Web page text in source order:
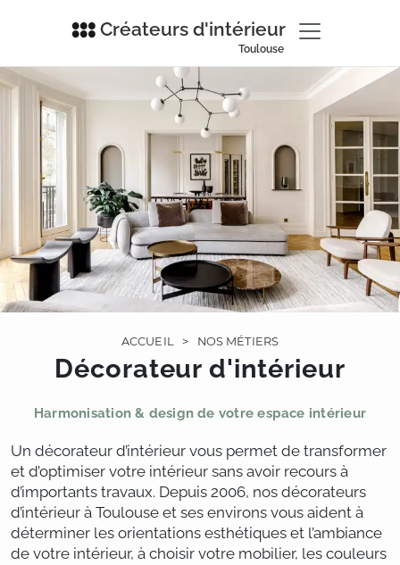
Créateurs d'intérieur
Toulouse
ACCUEIL > NOS MÉTIERS
Décorateur d'intérieur
Harmonisation & design de votre espace intérieur
Un décorateur d’intérieur vous permet de transformer
et d’optimiser votre intérieur sans avoir recours à
d’importants travaux. Depuis 2006, nos décorateurs
d’intérieur à Toulouse et ses environs vous aident à
déterminer les orientations esthétiques et l’ambiance
de votre intérieur, à choisir votre mobilier, les couleurs